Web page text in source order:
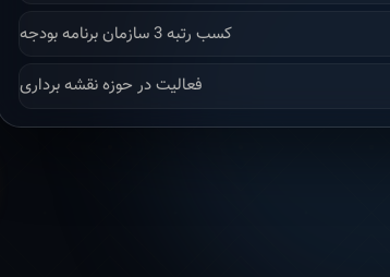
کسب رتبه 3 سازمان برنامه بودجه
فعالیت در حوزه نقشه برداری